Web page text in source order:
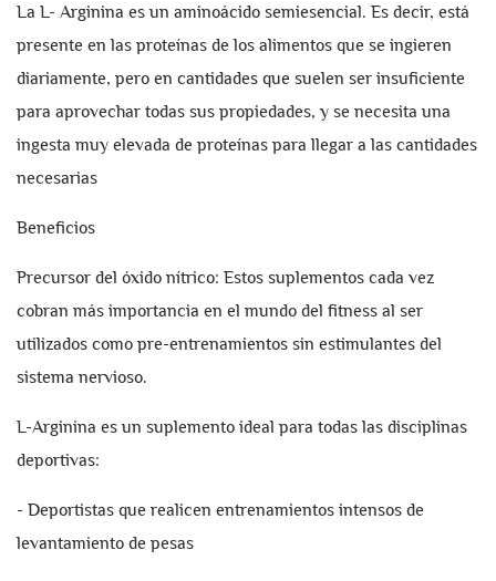
La L- Arginina es un aminoácido semiesencial. Es decir, está
presente en las proteínas de los alimentos que se ingieren
diariamente, pero en cantidades que suelen ser insuficiente
para aprovechar todas sus propiedades, y se necesita una
ingesta muy elevada de proteínas para llegar a las cantidades
necesarias
Beneficios
Precursor del óxido nítrico: Estos suplementos cada vez
cobran más importancia en el mundo del fitness al ser
utilizados como pre-entrenamientos sin estimulantes del
sistema nervioso.
L-Arginina es un suplemento ideal para todas las disciplinas
deportivas:
- Deportistas que realicen entrenamientos intensos de
levantamiento de pesas